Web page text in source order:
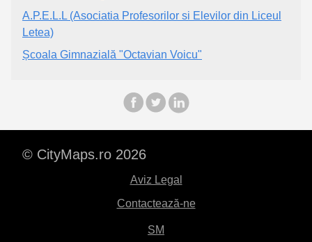
A.P.E.L.L (Asociatia Profesorilor si Elevilor din Liceul
Letea)
Școala Gimnazială "Octavian Voicu"
© CityMaps.ro 2026
Aviz Legal
Contactează-ne
SM